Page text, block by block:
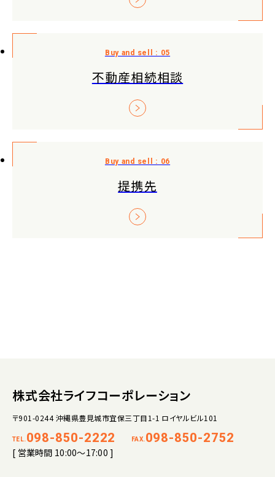
不動産相続相談
提携先
株式会社ライフコーポレーション
〒901-0244 沖縄県豊見城市宜保三丁目1-1 ロイヤルビル101
TEL. 098-850-2222 FAX. 098-850-2752
[ 営業時間 10:00～17:00 ]